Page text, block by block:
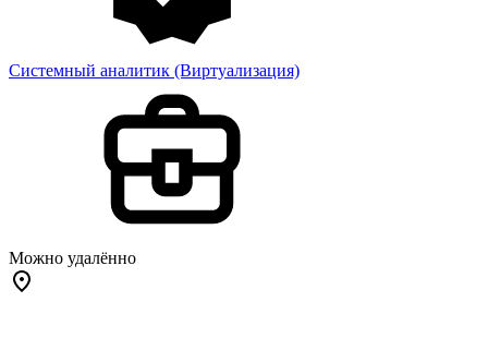
Системный аналитик (Виртуализация)
Можно удалённо